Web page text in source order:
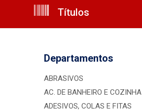
Títulos
Departamentos
ABRASIVOS
AC. DE BANHEIRO E COZINHA
ADESIVOS, COLAS E FITAS